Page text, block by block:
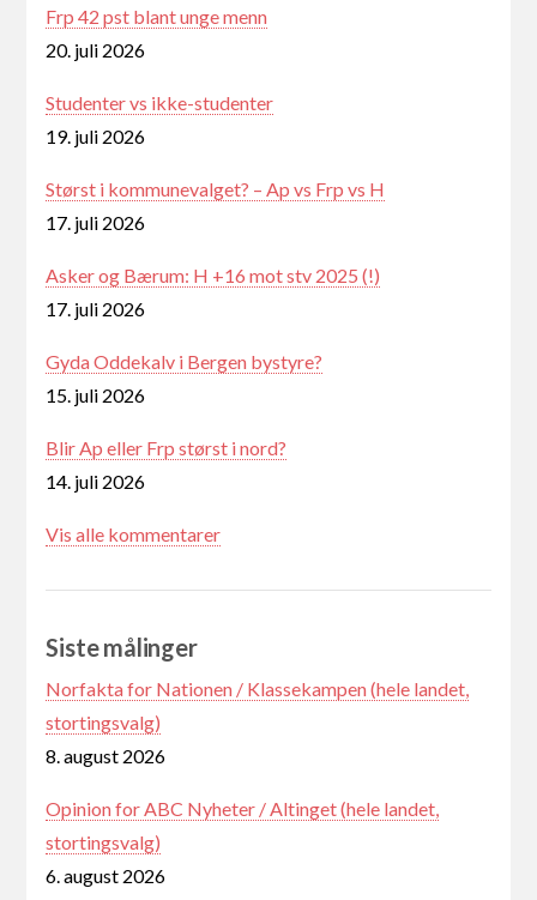
Frp 42 pst blant unge menn
20. juli 2026
Studenter vs ikke-studenter
19. juli 2026
Størst i kommunevalget? – Ap vs Frp vs H
17. juli 2026
Asker og Bærum: H +16 mot stv 2025 (!)
17. juli 2026
Gyda Oddekalv i Bergen bystyre?
15. juli 2026
Blir Ap eller Frp størst i nord?
14. juli 2026
Vis alle kommentarer
Siste målinger
Norfakta for Nationen / Klassekampen (hele landet,
stortingsvalg)
8. august 2026
Opinion for ABC Nyheter / Altinget (hele landet,
stortingsvalg)
6. august 2026